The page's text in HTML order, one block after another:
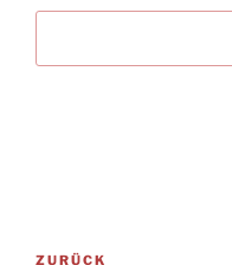
Beitragsnavigation
ZURÜCK